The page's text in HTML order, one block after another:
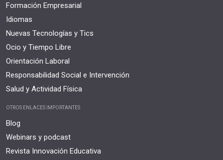
Formación Empresarial
Idiomas
Nuevas Tecnologías y Tics
Ocio y Tiempo Libre
Orientación Laboral
Responsabilidad Social e Intervención
Salud y Actividad Física
OTROS ENLACES IMPORTANTES
Blog
Webinars y podcast
Revista Innovación Educativa